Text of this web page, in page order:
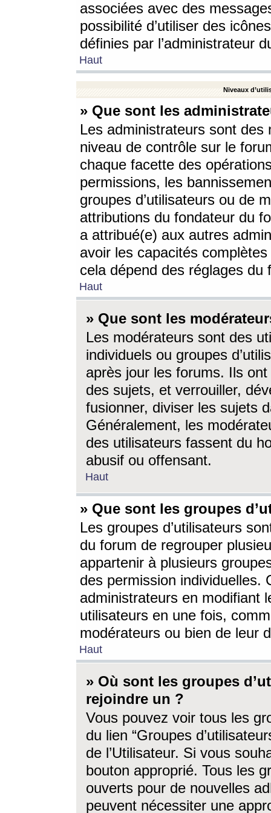
associées avec des
possibilité d’utiliser des
définies par l’administrateur
Haut
Niveaux
» Que sont les
Les administrateurs sont
niveau de contrôle sur le
chaque facette des
permissions, les
groupes d’utilisateurs ou de
attributions du fondateur du
a attribué(e) aux autres
avoir les capacités
cela dépend des réglages du
Haut
» Que sont les
Les modérateurs sont des
individuels ou groupes
après jour les forums. Ils ont
des sujets, et verrouiller,
fusionner, diviser les sujets
Généralement, les
des utilisateurs fassent du
abusif ou offensant.
Haut
» Que sont les groupes
Les groupes d’utilisateurs
du forum de regrouper
appartenir à plusieurs
des permission individuelles.
administrateurs en modifiant
utilisateurs en une fois,
modérateurs ou bien de leur
Haut
» Où sont les groupes
rejoindre un ?
Vous pouvez voir tous les
du lien “Groupes
de l’Utilisateur. Si vous
bouton approprié. Tous les
ouverts pour de nouvelles
peuvent nécessiter une